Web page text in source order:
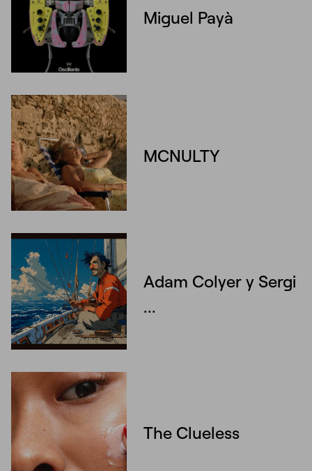
Miguel Payà
MCNULTY
Adam Colyer y Sergi
...
The Clueless